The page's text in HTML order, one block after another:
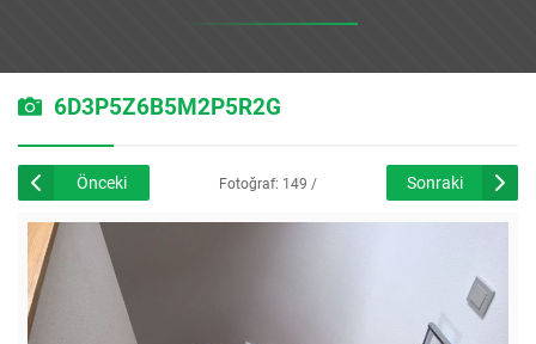
6D3P5Z6B5M2P5R2G
Önceki
Fotoğraf: 149 /
226
Sonraki